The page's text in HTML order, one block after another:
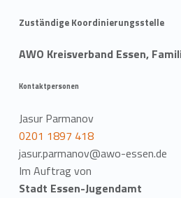
Zuständige Koordinierungsstelle
AWO Kreisverband Essen,
Kontaktpersonen
Jasur Parmanov
0201 1897 418
jasur.parmanov@awo-essen.de
Im Auftrag von
Stadt Essen-Jugendamt